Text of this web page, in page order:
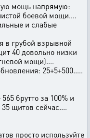
мощь напрямую:
боевой мощи....
и слабые
в грубой взрывной
40 довольно низки
мощи)....
25+5+500.....
брутто за 100% и
щитов сейчас....
просто используйте